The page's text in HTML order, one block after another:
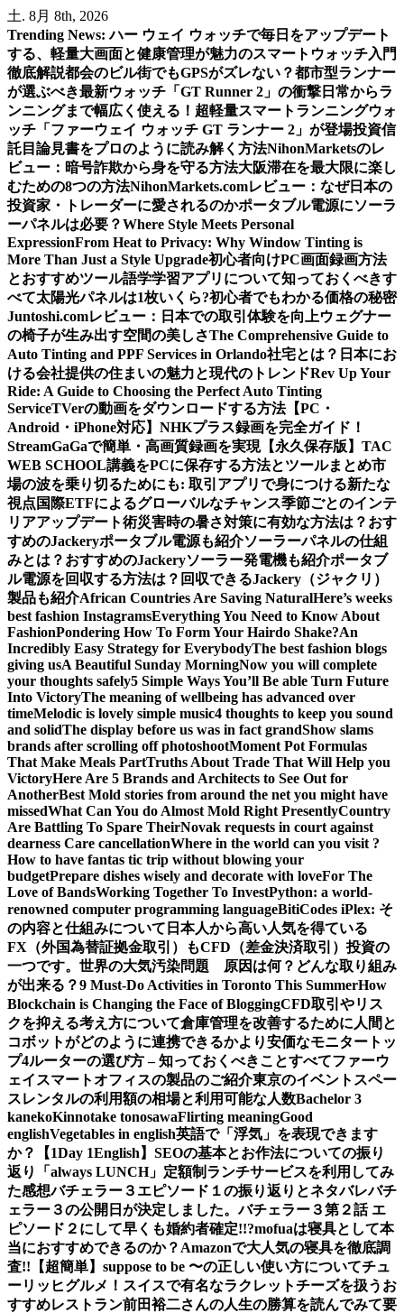
内
容
を
ス
キ
ッ
プ
土. 8月 8th, 2026
Trending News: ハー ウェイ ウォッチで毎日をアップデート
する、軽量大画面と健康管理が魅力のスマートウォッチ入門
徹底解説都会のビル街でもGPSがズレない？都市型ランナー
が選ぶべき最新ウォッチ「GT Runner 2」の衝撃 日常からラ
ンニングまで幅広く使える！超軽量スマートランニングウォ
ッチ「ファーウェイ ウォッチ GT ランナー 2」が登場投資信
託目論見書をプロのように読み解く方法NihonMarketsのレ
ビュー：暗号詐欺から身を守る方法大阪滞在を最大限に楽し
むための8つの方法NihonMarkets.comレビュー：なぜ日本の
投資家・トレーダーに愛されるのかポータブル電源にソーラ
ーパネルは必要？Where Style Meets Personal
ExpressionFrom Heat to Privacy: Why Window Tinting is
More Than Just a Style Upgrade初心者向けPC画面録画方法
とおすすめツール語学学習アプリについて知っておくべきす
べて太陽光パネルは1枚いくら?初心者でもわかる価格の秘密
Juntoshi.comレビュー：日本での取引体験を向上ウェグナー
の椅子が生み出す空間の美しさThe Comprehensive Guide to
Auto Tinting and PPF Services in Orlando社宅とは？日本にお
ける会社提供の住まいの魅力と現代のトレンドRev Up Your
Ride: A Guide to Choosing the Perfect Auto Tinting
ServiceTVerの動画をダウンロードする方法【PC・
Android・iPhone対応】 NHKプラス録画を完全ガイド！
StreamGaGaで簡単・高画質録画を実現【永久保存版】TAC
WEB SCHOOL講義をPCに保存する方法とツールまとめ市
場の波を乗り切るためにも: 取引アプリで身につける新たな
視点 国際ETFによるグローバルなチャンス季節ごとのインテ
リアアップデート術災害時の暑さ対策に有効な方法は？おす
すめのJackeryポータブル電源も紹介ソーラーパネルの仕組
みとは？おすすめのJackeryソーラー発電機も紹介ポータブ
ル電源を回収する方法は？回収できるJackery（ジャクリ）
製品も紹介African Countries Are Saving NaturalHere’s weeks
best fashion InstagramsEverything You Need to Know About
FashionPondering How To Form Your Hairdo Shake?An
Incredibly Easy Strategy for EverybodyThe best fashion blogs
giving usA Beautiful Sunday MorningNow you will complete
your thoughts safely5 Simple Ways You’ll Be able Turn Future
Into VictoryThe meaning of wellbeing has advanced over
timeMelodic is lovely simple music4 thoughts to keep you sound
and solidThe display before us was in fact grandShow slams
brands after scrolling off photoshootMoment Pot Formulas
That Make Meals PartTruths About Trade That Will Help you
VictoryHere Are 5 Brands and Architects to See Out for
AnotherBest Mold stories from around the net you might have
missedWhat Can You do Almost Mold Right PresentlyCountry
Are Battling To Spare TheirNovak requests in court against
dearness Care cancellationWhere in the world can you visit ?
How to have fantas tic trip without blowing your
budgetPrepare dishes wisely and decorate with loveFor The
Love of BandsWorking Together To InvestPython: a world-
renowned computer programming languageBitiCodes iPlex: そ
の内容と仕組みについて 日本人から高い人気を得ている
FX（外国為替証拠金取引）もCFD（差金決済取引）投資の
一つです。 世界の大気汚染問題 原因は何？どんな取り組み
が出来る？9 Must-Do Activities in Toronto This SummerHow
Blockchain is Changing the Face of BloggingCFD取引やリス
クを抑える考え方について倉庫管理を改善するために人間と
コボットがどのように連携できるかより安価なモニタートッ
プ4ルーターの選び方 – 知っておくべきことすべてファーウ
ェイスマートオフィスの製品のご紹介東京のイベントスペー
スレンタルの利用額の相場と利用可能な人数Bachelor 3
kanekoKinnotake tonosawaFlirting meaningGood
englishVegetables in english英語で「浮気」を表現できます
か？【1Day 1English】 SEOの基本とお作法についての振り
返り
「always LUNCH」定額制ランチサービスを利用してみ
た感想バチェラー３エピソード１の振り返りとネタバレバチ
ェラー３の公開日が決定しました。バチェラー３第２話 エ
ピソード２にして早くも婚約者確定!!?mofuaは寝具として本
当におすすめできるのか？Amazonで大人気の寝具を徹底調
査!! 【超簡単】suppose to be 〜の正しい使い方についてチュ
ーリッヒグルメ！スイスで有名なラクレットチーズを扱うお
すすめレストラン前田裕二さんの人生の勝算を読んでみて要